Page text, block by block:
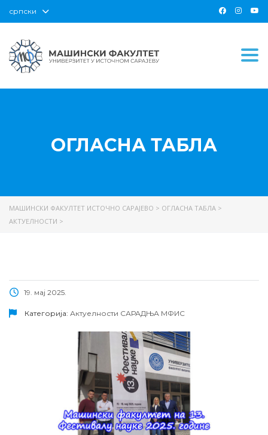
српски
ОГЛАСНА ТАБЛА
МАШИНСКИ ФАКУЛТЕТ ИСТОЧНО САРАЈЕВО > ОГЛАСНА ТАБЛА >
АКТУЕЛНОСТИ >
19. мај 2025.
Категорија: Актуелности САРАДЊА МФИС